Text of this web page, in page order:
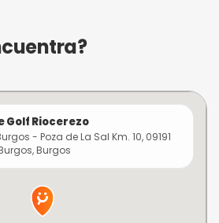
Golf Riocerezo
- Poza de La Sal Km. 10, 09191
Burgos